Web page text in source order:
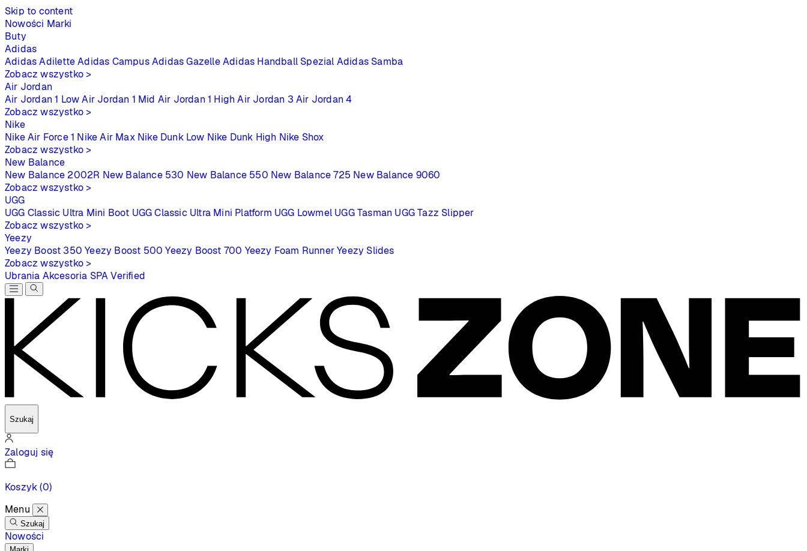
Skip to content
Nowości Marki
Buty
Adidas
Adidas Adilette Adidas Campus Adidas Gazelle Adidas Handball Spezial Adidas Samba
Zobacz wszystko >
Air Jordan
Air Jordan 1 Low Air Jordan 1 Mid Air Jordan 1 High Air Jordan 3 Air Jordan 4
Zobacz wszystko >
Nike
Nike Air Force 1 Nike Air Max Nike Dunk Low Nike Dunk High Nike Shox
Zobacz wszystko >
New Balance
New Balance 2002R New Balance 530 New Balance 550 New Balance 725 New Balance 9060
Zobacz wszystko >
UGG
UGG Classic Ultra Mini Boot UGG Classic Ultra Mini Platform UGG Lowmel UGG Tasman UGG Tazz Slipper
Zobacz wszystko >
Yeezy
Yeezy Boost 350 Yeezy Boost 500 Yeezy Boost 700 Yeezy Foam Runner Yeezy Slides
Zobacz wszystko >
Ubrania Akcesoria SPAVerified
Szukaj
Zaloguj się
Koszyk(0)
Menu
Szukaj
Nowości